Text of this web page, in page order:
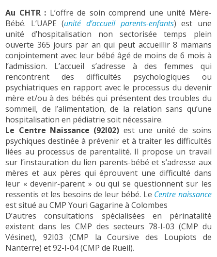
Au CHTR : L’offre de soin comprend une unité Mère-
Bébé. L’UAPE (unité d’accueil parents-enfants) est une
unité d’hospitalisation non sectorisée temps plein
ouverte 365 jours par an qui peut accueillir 8 mamans
conjointement avec leur bébé âgé de moins de 6 mois à
l’admission. L’accueil s’adresse à des femmes qui
rencontrent des difficultés psychologiques ou
psychiatriques en rapport avec le processus du devenir
mère et/ou à des bébés qui présentent des troubles du
sommeil, de l’alimentation, de la relation sans qu’une
hospitalisation en pédiatrie soit nécessaire.
Le Centre Naissance (92I02) est une unité de soins
psychiques destinée à prévenir et à traiter les difficultés
liées au processus de parentalité. Il propose un travail
sur l’instauration du lien parents-bébé et s’adresse aux
mères et aux pères qui éprouvent une difficulté dans
leur « devenir-parent » ou qui se questionnent sur les
ressentis et les besoins de leur bébé. Le Centre naissance
est situé au CMP Youri Gagarine à Colombes
D’autres consultations spécialisées en périnatalité
existent dans les CMP des secteurs 78-I-03 (CMP du
Vésinet), 92I03 (CMP la Coursive des Loupiots de
Nanterre) et 92-I-04 (CMP de Rueil).